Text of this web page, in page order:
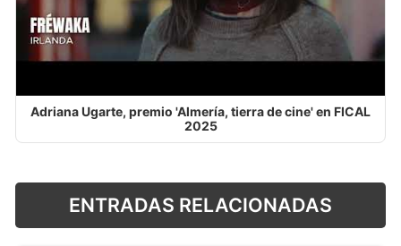
Adriana Ugarte, premio 'Almería, tierra de cine' en FICAL
2025
ENTRADAS RELACIONADAS